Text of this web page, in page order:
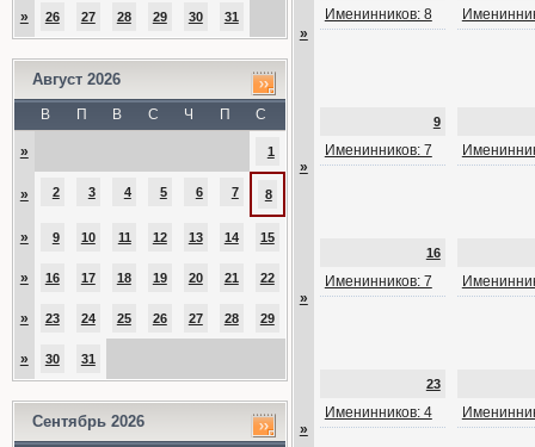
» 26 27 28 29 30 31
Август 2026
В П В С Ч П С
» 1
» 2 3 4 5 6 7 8
» 9 10 11 12 13 14 15
» 16 17 18 19 20 21 22
» 23 24 25 26 27 28 29
» 30 31
Сентябрь 2026
»
Именинников: 8
»
9
Именинников: 7
»
16
Именинников: 7
»
23
Именинников: 4